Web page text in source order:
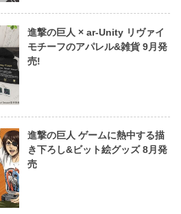
進撃の巨人 × ar-Unity リヴァイ
モチーフのアパレル&雑貨 9月発
売!
進撃の巨人 ゲームに熱中する描
き下ろし&ビット絵グッズ 8月発
売